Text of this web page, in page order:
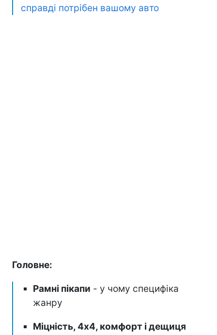
справді потрібен вашому авто
Головне:
Рамні пікапи - у чому специфіка
жанру
Міцність, 4х4, комфорт і дещиця